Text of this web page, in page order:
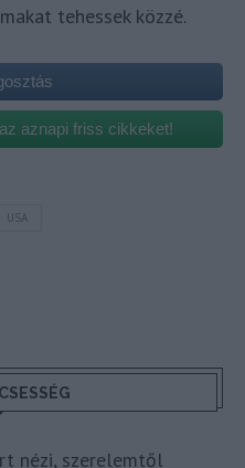
tehessek közzé.
aznapi friss cikkeket!
USA
nézi, szerelemtől